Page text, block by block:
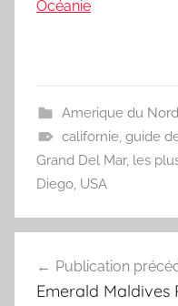
Océanie
Amerique du Nord
californie, guide
Grand Del Mar, les
Diego, USA
de
Publication
Emerald Maldives